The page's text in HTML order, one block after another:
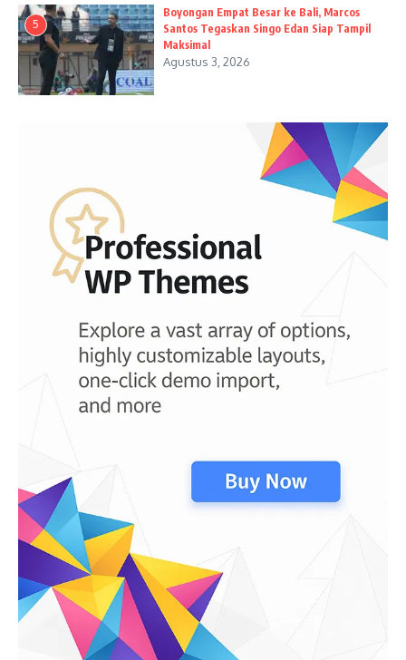
5
Boyongan Empat Besar ke Bali, Marcos
Santos Tegaskan Singo Edan Siap Tampil
Maksimal
Agustus 3, 2026